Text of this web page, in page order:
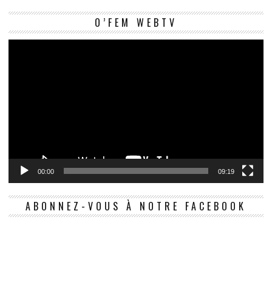
O’FEM WEBTV
00:00 09:19
ABONNEZ-VOUS À NOTRE FACEBOOK